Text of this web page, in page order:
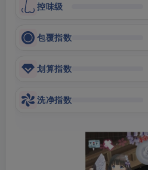
控味级
包覆指数
划算指数
洗净指数